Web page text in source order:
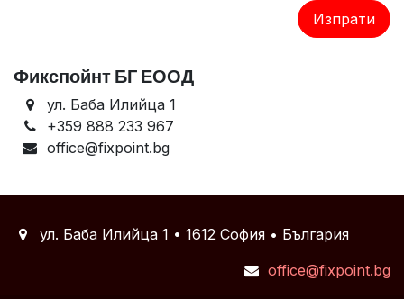
Изпрати
Фикспойнт БГ ЕООД
ул. Баба Илийца 1
+359 888 233 967
office@fixpoint.bg
ул. Баба Илийца 1 • 1612 София • България
office@fixpoint.bg